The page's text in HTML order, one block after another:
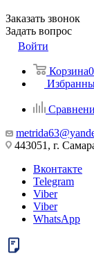
Заказать звонок
Задать вопрос
Войти
Корзина0
443051, г.
Вконтакте
Telegram
Viber
Viber
WhatsApp